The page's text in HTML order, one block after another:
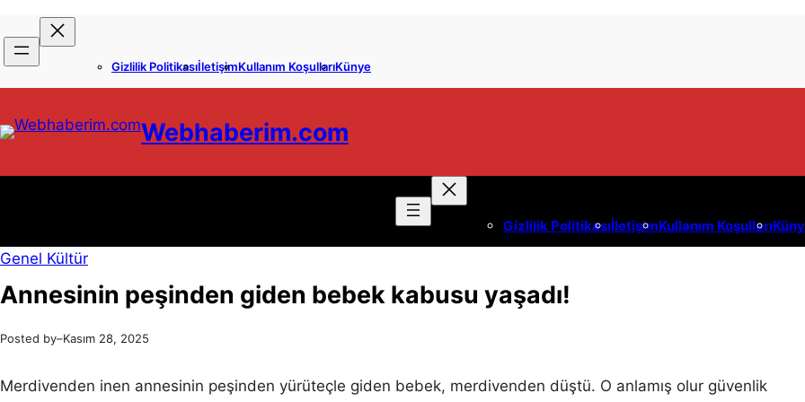
geç
Gizlilik PolitikasıİletişimKullanım KoşullarıKünye
Webhaberim.com
Gizlilik PolitikasıİletişimKullanım Koşulları
Genel Kültür
Annesinin peşinden giden bebek kabusu yaşadı!
Posted by–Kasım 28, 2025
Merdivenden inen annesinin peşinden yürüteçle giden bebek, merdivenden düştü. O anlamış olur güvenlik